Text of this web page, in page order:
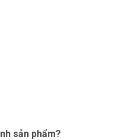
sản phẩm?